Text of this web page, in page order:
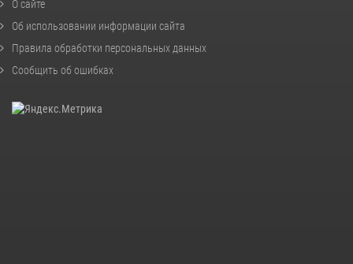
О сайте
Об использовании информации сайта
Правила обработки персональных данных
Сообщить об ошибках